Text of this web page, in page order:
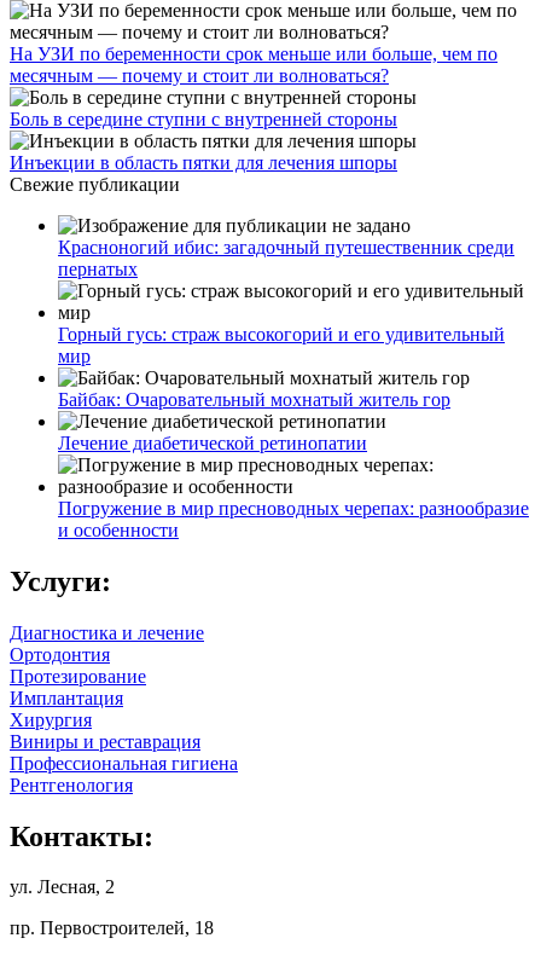
На УЗИ по беременности срок меньше или больше, чем по
месячным — почему и стоит ли волноваться?
Боль в середине ступни с внутренней стороны
Инъекции в область пятки для лечения шпоры
Свежие публикации
Красноногий ибис: загадочный путешественник среди
пернатых
Горный гусь: страж высокогорий и его удивительный
мир
Байбак: Очаровательный мохнатый житель гор
Лечение диабетической ретинопатии
Погружение в мир пресноводных черепах: разнообразие
и особенности
Услуги:
Диагностика и лечение
Ортодонтия
Протезирование
Имплантация
Хирургия
Виниры и реставрация
Профессиональная гигиена
Рентгенология
Контакты:
ул. Лесная, 2
пр. Первостроителей, 18